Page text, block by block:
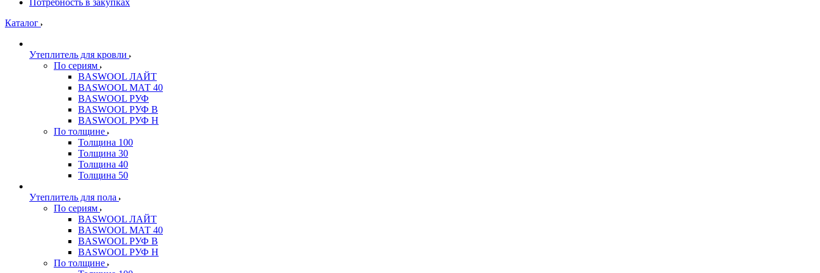
Потребность в закупках
Каталог
Утеплитель для кровли
По сериям
BASWOOL ЛАЙТ
BASWOOL МАТ 40
BASWOOL РУФ
BASWOOL РУФ В
BASWOOL РУФ Н
По толщине
Толщина 100
Толщина 30
Толщина 40
Толщина 50
Утеплитель для пола
По сериям
BASWOOL ЛАЙТ
BASWOOL МАТ 40
BASWOOL РУФ В
BASWOOL РУФ Н
По толщине